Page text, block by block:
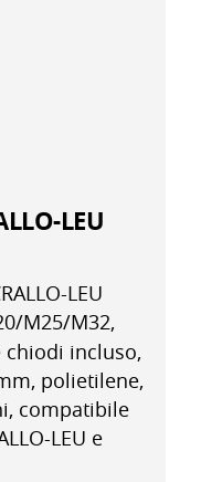
LEU
LEU
M25/M32,
incluso,
polietilene,
compatibile
LEU e